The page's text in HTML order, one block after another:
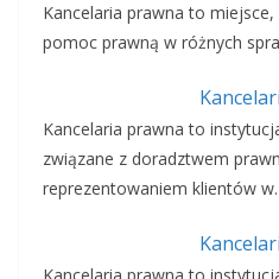
Kancelaria prawna to
pomoc prawną w różnych
Kancelaria prawna to
związane z doradztwem
reprezentowaniem klientów